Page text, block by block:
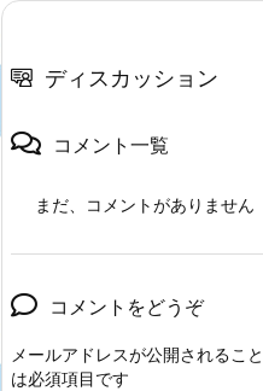
ディスカッション
コメント一覧
まだ、コメントがありません
コメントをどうぞ
メールアドレスが公開されるこ
は必須項目です